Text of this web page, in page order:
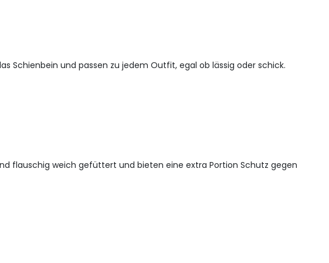
Schienbein und passen zu jedem Outfit, egal ob lässig oder schick.
flauschig weich gefüttert und bieten eine extra Portion Schutz gegen